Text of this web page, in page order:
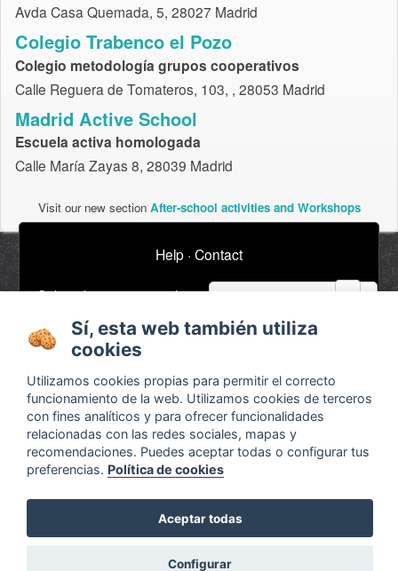
Avda Casa Quemada, 5, 28027 Madrid
Colegio Trabenco el Pozo
Colegio metodología grupos cooperativos
Calle Reguera de Tomateros, 103, , 28053 Madrid
Madrid Active School
Escuela activa homologada
Calle María Zayas 8, 28039 Madrid
Visit our new section After-school activities and Workshops
Help · Contact
Subscribe to our newsletter
About
Terms and conditions
Configurar cookies
Agenda
Timeline
Bibliography
Descubre las diferencias en
Sí, esta web también utiliza
cookies
Utilizamos cookies propias para permitir el correcto
funcionamiento de la web. Utilizamos cookies de terceros
con fines analíticos y para ofrecer funcionalidades
relacionadas con las redes sociales, mapas y
recomendaciones. Puedes aceptar todas o configurar tus
preferencias. Política de cookies
Aceptar todas
Configurar